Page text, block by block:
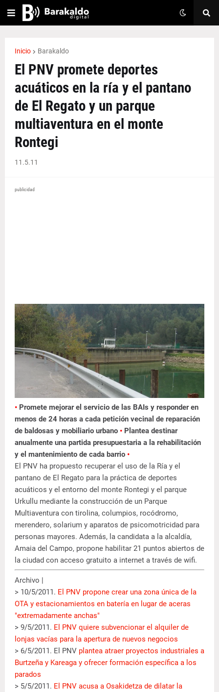
Inicio Barakaldo
El PNV promete deportes
acuáticos en la ría y el pantano
de El Regato y un parque
multiaventura en el monte
Rontegi
11.5.11
publicidad
• Promete mejorar el servicio de las BAIs y responder en
menos de 24 horas a cada petición vecinal de reparación
de baldosas y mobiliario urbano • Plantea destinar
anualmente una partida presupuestaria a la rehabilitación
y el mantenimiento de cada barrio •
El PNV ha propuesto recuperar el uso de la Ría y el
pantano de El Regato para la práctica de deportes
acuáticos y el entorno del monte Rontegi y el parque
Urkullu mediante la construcción de un Parque
Multiaventura con tirolina, columpios, rocódromo,
merendero, solarium y aparatos de psicomotricidad para
personas mayores. Además, la candidata a la alcaldía,
Amaia del Campo, propone habilitar 21 puntos abiertos de
la ciudad con acceso gratuito a internet a través de wifi.
Archivo |
> 10/5/2011. El PNV propone crear una zona única de la
OTA y estacionamientos en batería en lugar de aceras
"extremadamente anchas"
> 9/5/2011. El PNV quiere subvencionar el alquiler de
lonjas vacías para la apertura de nuevos negocios
> 6/5/2011. El PNV plantea atraer proyectos industriales a
Burtzeña y Kareaga y ofrecer formación específica a los
parados
> 5/5/2011. El PNV acusa a Osakidetza de dilatar la